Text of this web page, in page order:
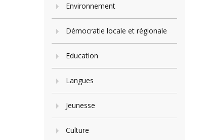
Environnement
Démocratie locale et régionale
Education
Langues
Jeunesse
Culture